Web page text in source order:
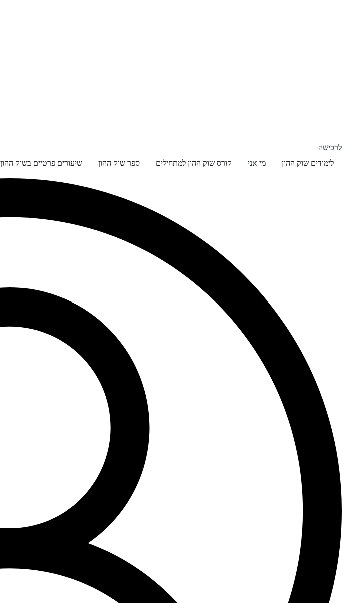
לרכישה
לימודים שוק ההון
מי אני קורס שוק ההון למתחילים ספר שוק ההון שיעורים פרטיים בשוק ההון